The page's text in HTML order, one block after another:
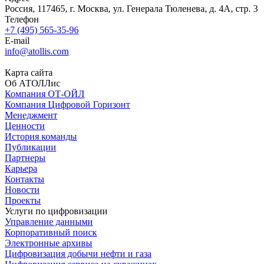
Россия, 117465, г. Москва, ул. Генерала Тюленева, д. 4А, стр. 3
Телефон
+7 (495) 565-35-96
E-mail
info@atollis.com
Карта сайта
Об АТОЛЛис
Компания ОТ-ОЙЛ
Компания Цифровой Горизонт
Менеджмент
Ценности
История команды
Публикации
Партнеры
Карьера
Контакты
Новости
Проекты
Услуги по цифровизации
Управление данными
Корпоративный поиск
Электронные архивы
Цифровизация добычи нефти и газа